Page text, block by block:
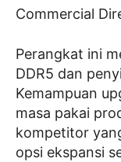
Commercial
Perangkat ini
DDR5 dan
Kemampuan
masa pakai
kompetitor
opsi ekspansi